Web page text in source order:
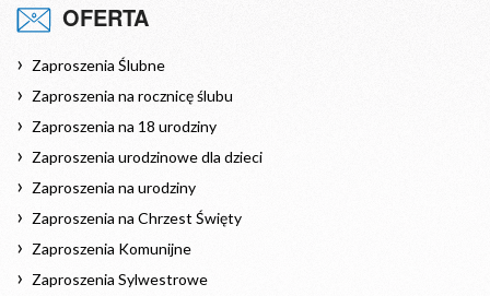
OFERTA
Zaproszenia Ślubne
Zaproszenia na rocznicę ślubu
Zaproszenia na 18 urodziny
Zaproszenia urodzinowe dla dzieci
Zaproszenia na urodziny
Zaproszenia na Chrzest Święty
Zaproszenia Komunijne
Zaproszenia Sylwestrowe